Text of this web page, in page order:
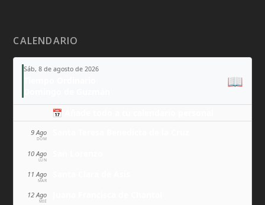
CALENDARIO
Sáb, 8 de agosto de 2026
📖
📅 Añade todo a tu calendario personal
9 Ago
DOM
10 Ago
LUN
11 Ago
MAR
12 Ago
MIÉ